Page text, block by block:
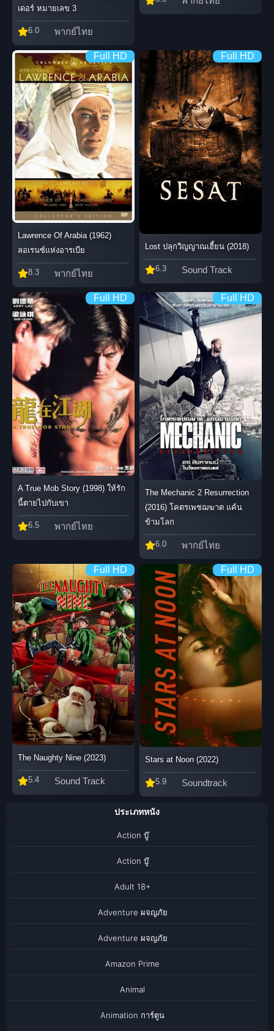
เดอร์ หมายเลข 3
6.0 พากย์ไทย
Full HD
Lawrence Of Arabia (1962)
ลอเรนซ์แห่งอารเบีย
8.3 พากย์ไทย
Full HD
Lost ปลุกวิญญาณเฮี้ยน (2018)
6.3 Sound Track
Full HD
A True Mob Story (1998) ให้รัก
นี้ตายไปกับเขา
6.5 พากย์ไทย
Full HD
The Mechanic 2 Resurrection
(2016) โคตรเพชฌฆาต แค้น
ข้ามโลก
6.0 พากย์ไทย
Full HD
The Naughty Nine (2023)
5.4 Sound Track
Full HD
Stars at Noon (2022)
5.9 Soundtrack
ประเภทหนัง
Action บู๊
Action บู๊
Adult 18+
Adventure ผจญภัย
Adventure ผจญภัย
Amazon Prime
Animal
Animation การ์ตูน